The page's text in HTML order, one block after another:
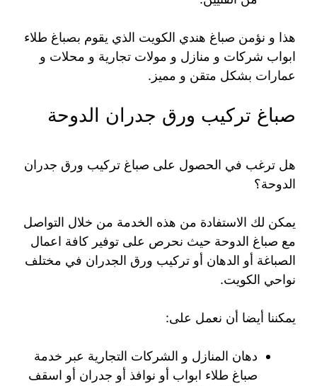
هذا و نؤمن صباغ هندي الكويت الذي يقوم بصباغ طلاء
ابواب شركات و منازل و مولات تجارية و محلات و
عمارات بشكل متقن و مميز.
صباغ تركيب ورق جدران الدوحة
هل ترغب في الحصول على صباغ تركيب ورق جدران
الدوحة؟
يمكن لك الاستفادة من هذه الخدمة من خلال التواصل
مع صباغ الدوحة حيث نحرص على توفير كافة اعمال
الصباغة أو الدهان أو تركيب ورق الجدران في مختلف
نواحي الكويت.
يمكننا أيضا أن نعمل على:
دهان المنازل و الشركات التجارية عبر خدمة
صباغ طلاء ابواب أو نوافذ أو جدران أو اسقف